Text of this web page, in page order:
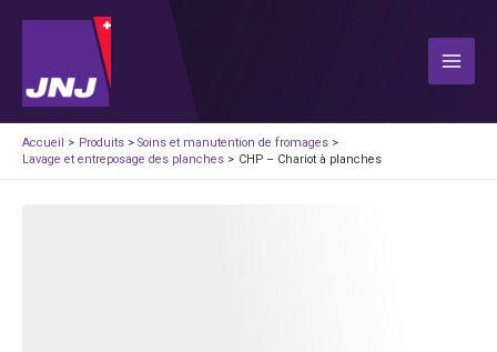
contenu
Main
Accueil Produits
Soins et manutention de fromages
Lavage et entreposage des planches
CHP – Chariot à planches